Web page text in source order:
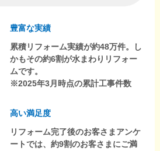
豊富な実績
累積リフォーム実績が約48万件。し
かもその約6割が水まわりリフォー
ムです。
※2025年3月時点の累計工事件数
高い満足度
リフォーム完了後のお客さまアンケ
ートでは、約9割のお客さまにご満